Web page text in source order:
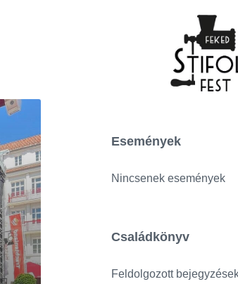
Események
Nincsenek események
Családkönyv
Feldolgozott